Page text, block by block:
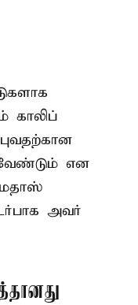
காலிப்
என
அவர்